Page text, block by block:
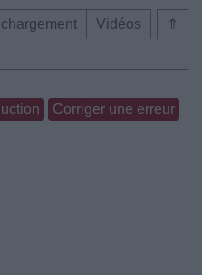
⇑
Vidéos
Corriger une erreur